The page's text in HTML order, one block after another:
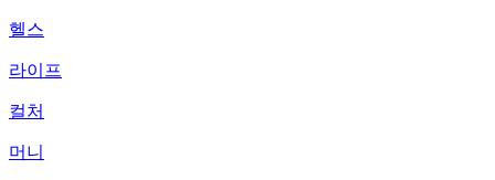
헬스
라이프
컬처
머니